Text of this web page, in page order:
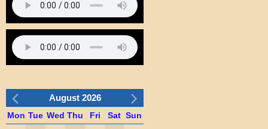
August 2026
Mon Tue Wed Thu Fri Sat Sun